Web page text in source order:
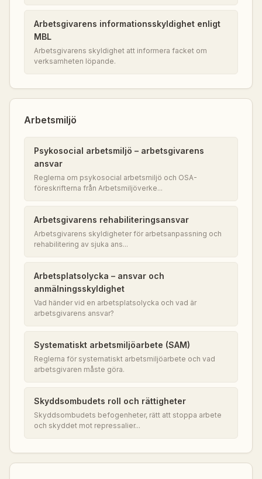
Arbetsgivarens informationsskyldighet enligt
MBL
Arbetsgivarens skyldighet att informera facket om
verksamheten löpande.
Arbetsmiljö
Psykosocial arbetsmiljö – arbetsgivarens
ansvar
Reglerna om psykosocial arbetsmiljö och OSA-
föreskrifterna från Arbetsmiljöverke...
Arbetsgivarens rehabiliteringsansvar
Arbetsgivarens skyldigheter för arbetsanpassning och
rehabilitering av sjuka ans...
Arbetsplatsolycka – ansvar och
anmälningsskyldighet
Vad händer vid en arbetsplatsolycka och vad är
arbetsgivarens ansvar?
Systematiskt arbetsmiljöarbete (SAM)
Reglerna för systematiskt arbetsmiljöarbete och vad
arbetsgivaren måste göra.
Skyddsombudets roll och rättigheter
Skyddsombudets befogenheter, rätt att stoppa arbete
och skyddet mot repressalier...